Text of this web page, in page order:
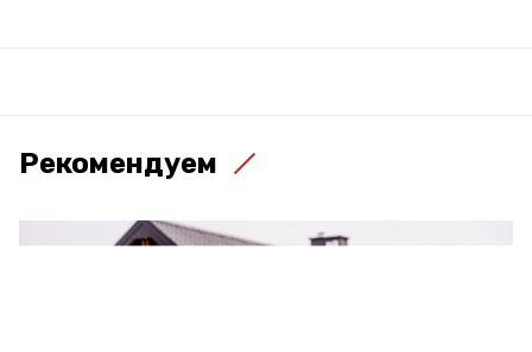
Рекомендуем